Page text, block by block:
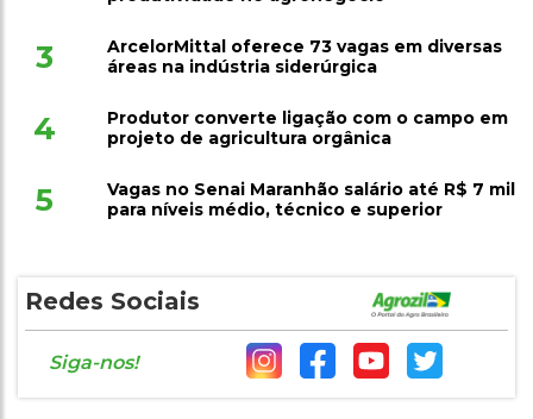
3
ArcelorMittal oferece 73 vagas em diversas
áreas na indústria siderúrgica
4
Produtor converte ligação com o campo em
projeto de agricultura orgânica
5
Vagas no Senai Maranhão salário até R$ 7 mil
para níveis médio, técnico e superior
Redes Sociais
Siga-nos!